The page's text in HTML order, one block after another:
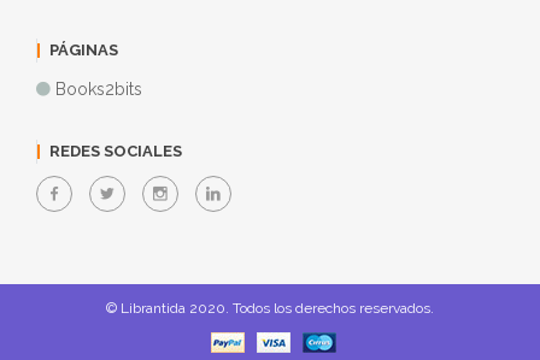
PÁGINAS
Books2bits
REDES SOCIALES
© Librantida 2020. Todos los derechos reservados.